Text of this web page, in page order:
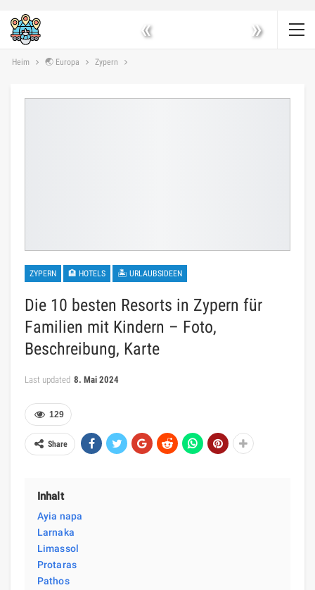
« »
Heim 🌏 Europa Zypern
ZYPERN 🏨 HOTELS 🏝 URLAUBSIDEEN
Die 10 besten Resorts in Zypern für
Familien mit Kindern – Foto,
Beschreibung, Karte
Last updated 8. Mai 2024
129
Share
Inhalt
Ayia napa
Larnaka
Limassol
Protaras
Pathos